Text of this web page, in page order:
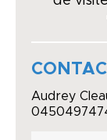
Audrey